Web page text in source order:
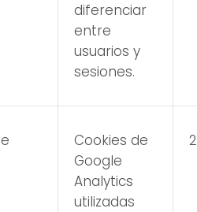
diferenciar
entre
usuarios y
sesiones.
Cookies de
Google
Analytics
utilizadas